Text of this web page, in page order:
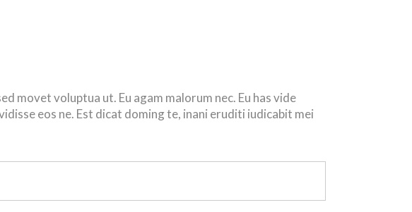
movet voluptua ut. Eu agam malorum nec. Eu has vide
eos ne. Est dicat doming te, inani eruditi iudicabit mei